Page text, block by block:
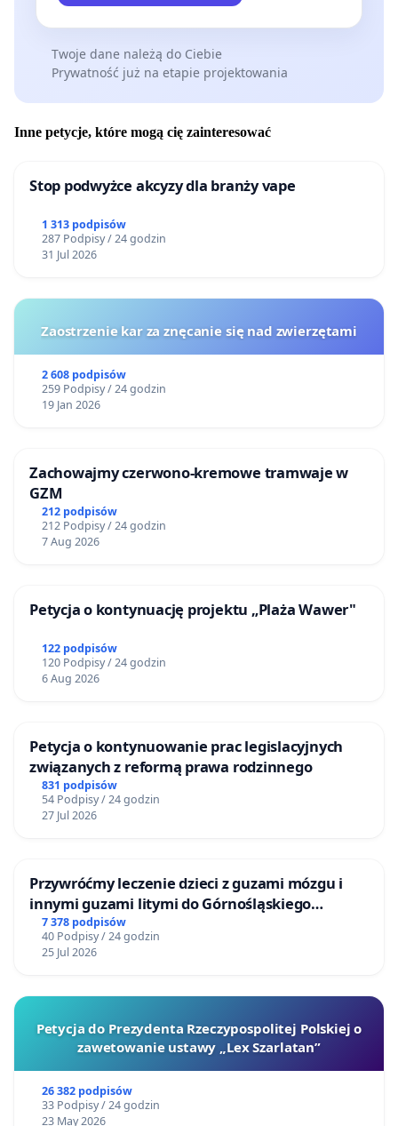
Twoje dane należą do Ciebie
Prywatność już na etapie projektowania
Inne petycje, które mogą cię zainteresować
Stop podwyżce akcyzy dla branży vape
1 313 podpisów
287 Podpisy / 24 godzin
31 Jul 2026
Zaostrzenie kar za znęcanie się nad zwierzętami
2 608 podpisów
259 Podpisy / 24 godzin
19 Jan 2026
Zachowajmy czerwono-kremowe tramwaje w
GZM
212 podpisów
212 Podpisy / 24 godzin
7 Aug 2026
Petycja o kontynuację projektu „Plaża Wawer"
122 podpisów
120 Podpisy / 24 godzin
6 Aug 2026
Petycja o kontynuowanie prac legislacyjnych
związanych z reformą prawa rodzinnego
831 podpisów
54 Podpisy / 24 godzin
27 Jul 2026
Przywróćmy leczenie dzieci z guzami mózgu i
innymi guzami litymi do Górnośląskiego
Centrum Zdrowia Dziecka w Katowicach
7 378 podpisów
40 Podpisy / 24 godzin
25 Jul 2026
Petycja do Prezydenta Rzeczypospolitej Polskiej o
zawetowanie ustawy „Lex Szarlatan”
26 382 podpisów
33 Podpisy / 24 godzin
23 May 2026